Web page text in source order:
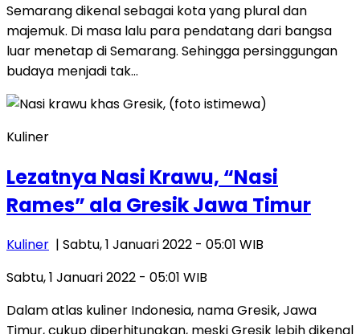
Semarang dikenal sebagai kota yang plural dan
majemuk. Di masa lalu para pendatang dari bangsa
luar menetap di Semarang. Sehingga persinggungan
budaya menjadi tak…
Kuliner
Lezatnya Nasi Krawu, “Nasi
Rames” ala Gresik Jawa Timur
Kuliner | Sabtu, 1 Januari 2022 - 05:01 WIB
Sabtu, 1 Januari 2022 - 05:01 WIB
Dalam atlas kuliner Indonesia, nama Gresik, Jawa